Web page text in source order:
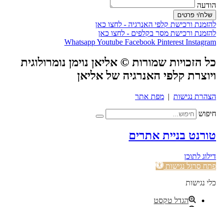
הודעה
שלח/י פרטים
להזמנת ורכישת קלפי האנרגיה - לחצו כאן
להזמנת ורכישת מסר בקלפים - לחצו כאן
WhatsappYoutube Facebook Pinterest Instagram
כל הזכויות שמורות © אליאן נוימן נומרולוגית
ויוצרת קלפי האנרגיה של אליאן
הצהרת נגישות | מפת אתר
חיפוש
טורנט בניית אתרים
דילוג לתוכן
פתח סרגל נגישות
כלי נגישות
הגדל טקסט